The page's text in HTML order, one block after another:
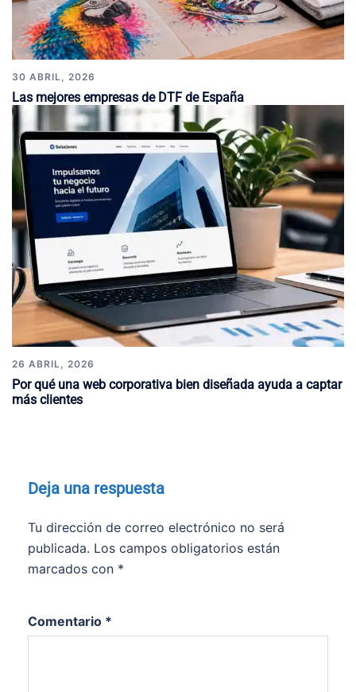
30 ABRIL, 2026
Las mejores empresas de DTF de España
26 ABRIL, 2026
Por qué una web corporativa bien diseñada ayuda a captar
más clientes
Deja una respuesta
Tu dirección de correo electrónico no será
publicada. Los campos obligatorios están
marcados con *
Comentario *